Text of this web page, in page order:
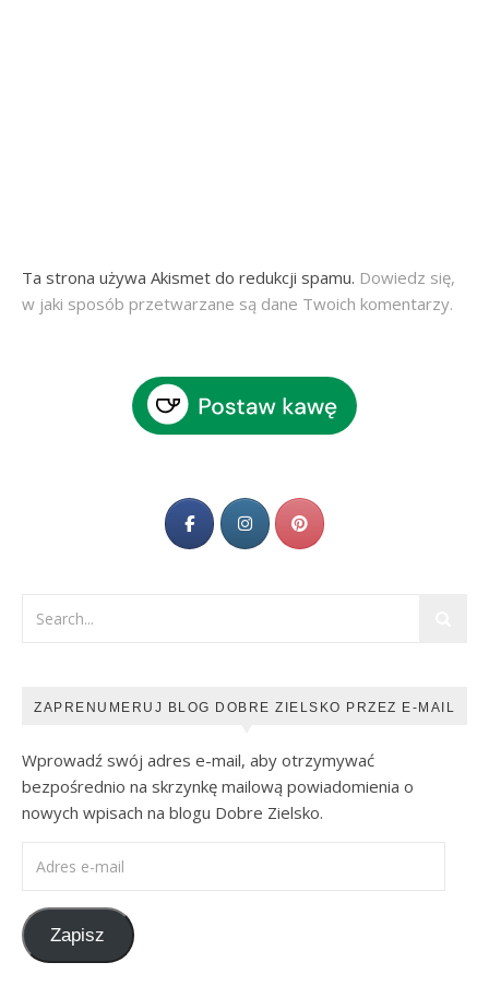
Ta strona używa Akismet do redukcji spamu. Dowiedz się,
w jaki sposób przetwarzane są dane Twoich komentarzy.
ZAPRENUMERUJ BLOG DOBRE ZIELSKO PRZEZ E-MAIL
Wprowadź swój adres e-mail, aby otrzymywać
bezpośrednio na skrzynkę mailową powiadomienia o
nowych wpisach na blogu Dobre Zielsko.
Zapisz